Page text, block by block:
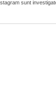
sunt